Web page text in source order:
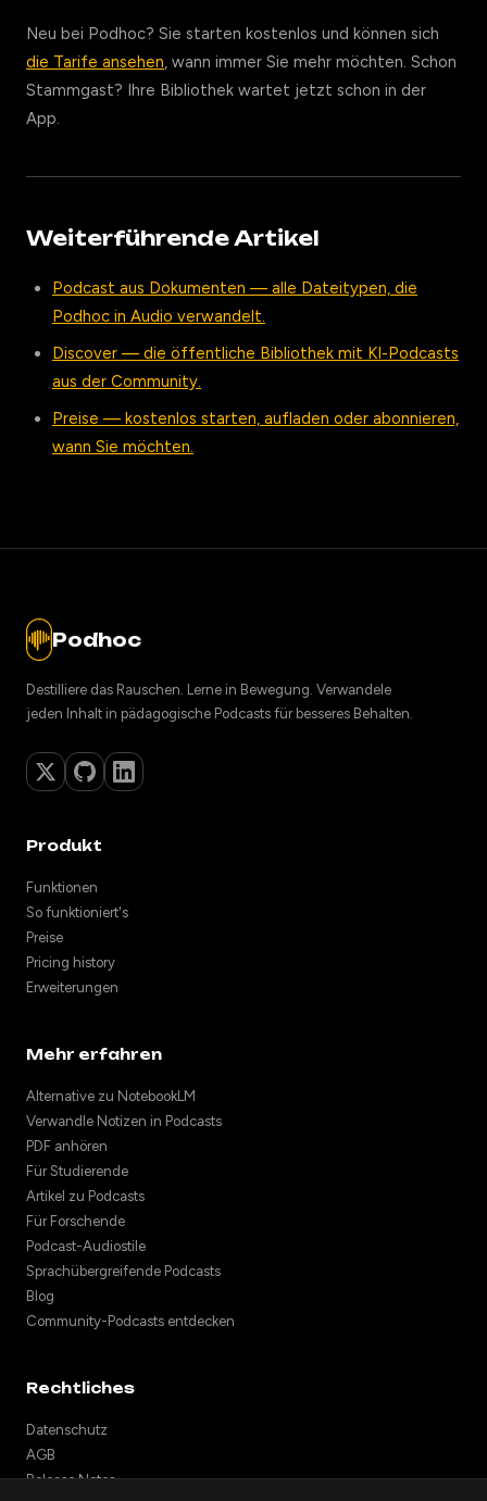
Neu bei Podhoc? Sie starten kostenlos und können sich
die Tarife ansehen, wann immer Sie mehr möchten. Schon
Stammgast? Ihre Bibliothek wartet jetzt schon in der
App.
Weiterführende Artikel
Podcast aus Dokumenten — alle Dateitypen, die
Podhoc in Audio verwandelt.
Discover — die öffentliche Bibliothek mit KI-Podcasts
aus der Community.
Preise — kostenlos starten, aufladen oder abonnieren,
wann Sie möchten.
Podhoc
Destilliere das Rauschen. Lerne in Bewegung. Verwandele
jeden Inhalt in pädagogische Podcasts für besseres Behalten.
Produkt
Funktionen
So funktioniert's
Preise
Pricing history
Erweiterungen
Mehr erfahren
Alternative zu NotebookLM
Verwandle Notizen in Podcasts
PDF anhören
Für Studierende
Artikel zu Podcasts
Für Forschende
Podcast-Audiostile
Sprachübergreifende Podcasts
Blog
Community-Podcasts entdecken
Rechtliches
Datenschutz
AGB
Release Notes